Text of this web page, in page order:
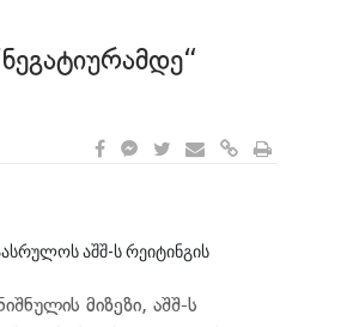
აშშ-ს რეიტინგის
მიზეზი, აშშ-ს